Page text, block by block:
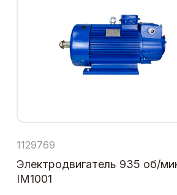
1129769
Электродвигатель 935 об/
IM1001